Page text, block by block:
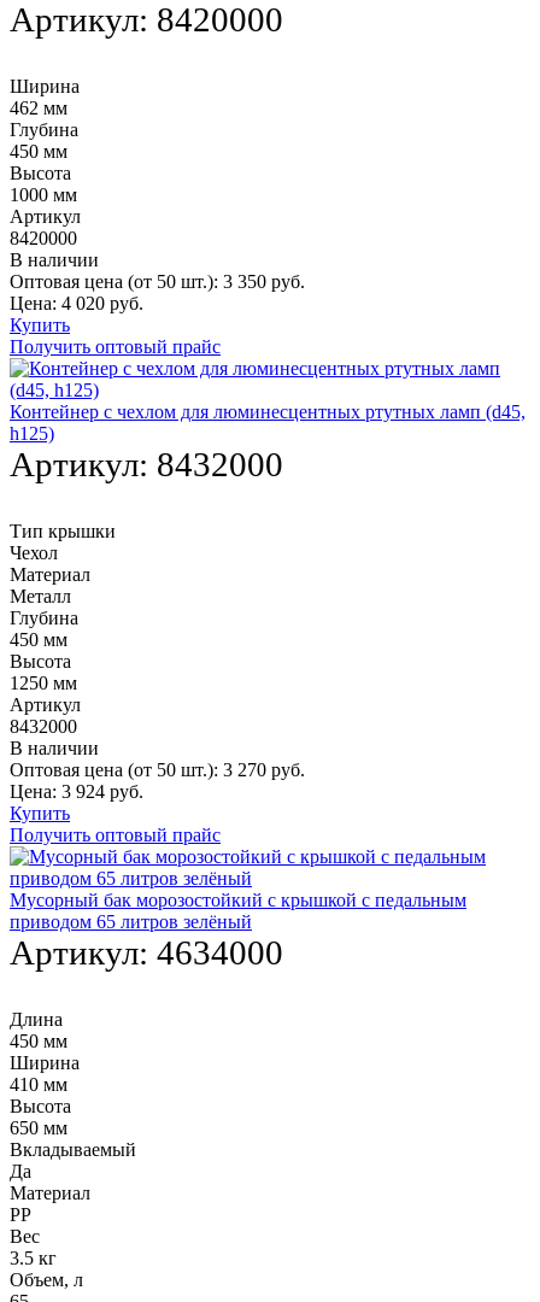
Артикул: 8420000
Ширина
462 мм
Глубина
450 мм
Высота
1000 мм
Артикул
8420000
В наличии
Оптовая цена (от 50 шт.): 3 350 руб.
Цена: 4 020 руб.
Купить
Получить оптовый прайс
Контейнер с чехлом для люминесцентных ртутных ламп (d45,
h125)
Артикул: 8432000
Тип крышки
Чехол
Материал
Металл
Глубина
450 мм
Высота
1250 мм
Артикул
8432000
В наличии
Оптовая цена (от 50 шт.): 3 270 руб.
Цена: 3 924 руб.
Купить
Получить оптовый прайс
Мусорный бак морозостойкий с крышкой с педальным
приводом 65 литров зелёный
Артикул: 4634000
Длина
450 мм
Ширина
410 мм
Высота
650 мм
Вкладываемый
Да
Материал
PP
Вес
3.5 кг
Объем, л